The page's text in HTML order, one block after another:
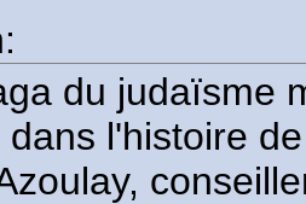
du judaïsme
dans l'histoire